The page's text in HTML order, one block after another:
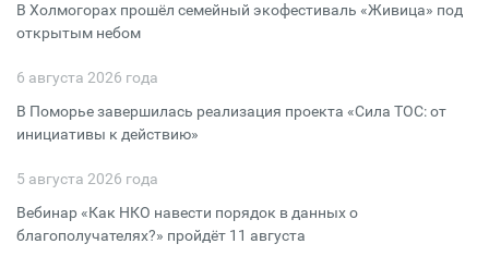
В Холмогорах прошёл семейный экофестиваль «Живица» под
открытым небом
6 августа 2026 года
В Поморье завершилась реализация проекта «Сила ТОС: от
инициативы к действию»
5 августа 2026 года
Вебинар «Как НКО навести порядок в данных о
благополучателях?» пройдёт 11 августа